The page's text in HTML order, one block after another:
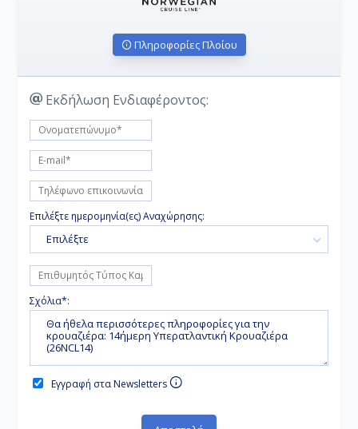
Πληροφορίες Πλοίου
Εκδήλωση Ενδιαφέροντος:
Επιλέξτε ημερομηνία(ες) Αναχώρησης:
Επιλέξτε
Σχόλια*:
Εγγραφή στα Newsletters